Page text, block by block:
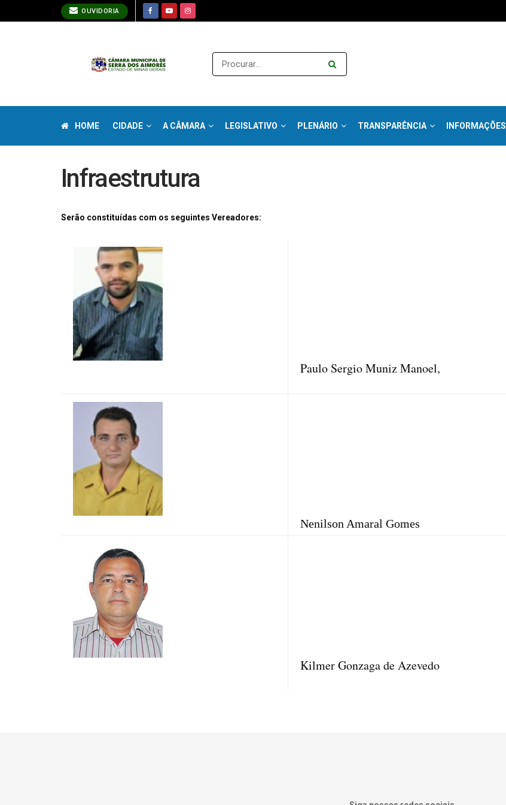
OUVIDORIA
HOME CIDADE A CÂMARA LEGISLATIVO PLENÁRIO TRANSPARÊNCIA INFORMAÇÕES
Infraestrutura
Serão constituídas com os seguintes Vereadores:
Paulo Sergio Muniz Manoel,
Nenilson Amaral Gomes
Kilmer Gonzaga de Azevedo